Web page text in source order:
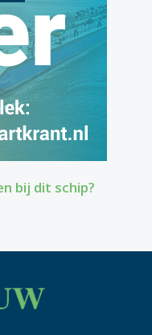
bij dit schip?